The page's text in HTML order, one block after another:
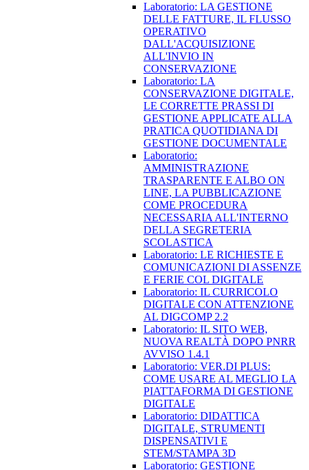
Laboratorio: LA GESTIONE
DELLE FATTURE, IL FLUSSO
OPERATIVO
DALL'ACQUISIZIONE
ALL'INVIO IN
CONSERVAZIONE
Laboratorio: LA
CONSERVAZIONE DIGITALE,
LE CORRETTE PRASSI DI
GESTIONE APPLICATE ALLA
PRATICA QUOTIDIANA DI
GESTIONE DOCUMENTALE
Laboratorio:
AMMINISTRAZIONE
TRASPARENTE E ALBO ON
LINE, LA PUBBLICAZIONE
COME PROCEDURA
NECESSARIA ALL'INTERNO
DELLA SEGRETERIA
SCOLASTICA
Laboratorio: LE RICHIESTE E
COMUNICAZIONI DI ASSENZE
E FERIE COL DIGITALE
Laboratorio: IL CURRICOLO
DIGITALE CON ATTENZIONE
AL DIGCOMP 2.2
Laboratorio: IL SITO WEB,
NUOVA REALTÀ DOPO PNRR
AVVISO 1.4.1
Laboratorio: VER.DI PLUS:
COME USARE AL MEGLIO LA
PIATTAFORMA DI GESTIONE
DIGITALE
Laboratorio: DIDATTICA
DIGITALE, STRUMENTI
DISPENSATIVI E
STEM/STAMPA 3D
Laboratorio: GESTIONE